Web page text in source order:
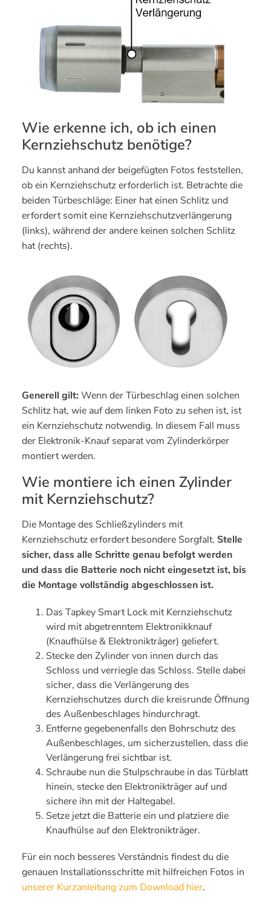
Wie erkenne ich, ob ich einen
Kernziehschutz benötige?
Du kannst anhand der beigefügten Fotos feststellen,
ob ein Kernziehschutz erforderlich ist. Betrachte die
beiden Türbeschläge: Einer hat einen Schlitz und
erfordert somit eine Kernziehschutzverlängerung
(links), während der andere keinen solchen Schlitz
hat (rechts).
Generell gilt: Wenn der Türbeschlag einen solchen
Schlitz hat, wie auf dem linken Foto zu sehen ist, ist
ein Kernziehschutz notwendig. In diesem Fall muss
der Elektronik-Knauf separat vom Zylinderkörper
montiert werden.
Wie montiere ich einen Zylinder
mit Kernziehschutz?
Die Montage des Schließzylinders mit
Kernziehschutz erfordert besondere Sorgfalt. Stelle
sicher, dass alle Schritte genau befolgt werden
und dass die Batterie noch nicht eingesetzt ist, bis
die Montage vollständig abgeschlossen ist.
Das Tapkey Smart Lock mit Kernziehschutz
wird mit abgetrenntem Elektronikknauf
(Knaufhülse & Elektronikträger) geliefert.
Stecke den Zylinder von innen durch das
Schloss und verriegle das Schloss. Stelle dabei
sicher, dass die Verlängerung des
Kernziehschutzes durch die kreisrunde Öffnung
des Außenbeschlages hindurchragt.
Entferne gegebenenfalls den Bohrschutz des
Außenbeschlages, um sicherzustellen, dass die
Verlängerung frei sichtbar ist.
Schraube nun die Stulpschraube in das Türblatt
hinein, stecke den Elektronikträger auf und
sichere ihn mit der Haltegabel.
Setze jetzt die Batterie ein und platziere die
Knaufhülse auf den Elektronikträger.
Für ein noch besseres Verständnis findest du die
genauen Installationsschritte mit hilfreichen Fotos in
unserer Kurzanleitung zum Download hier.